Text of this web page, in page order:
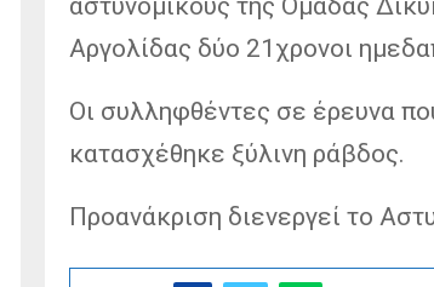
αστυνομικούς της Ομάδας
Αργολίδας δύο 21χρονοι
Οι συλληφθέντες σε έρευνα
κατασχέθηκε ξύλινη ράβδος.
Προανάκριση διενεργεί το